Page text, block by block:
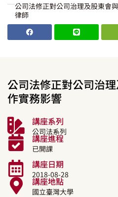
公司法修正對公司治理及股東會
律師
公司法修正對公司治
作實務影響
講座系列
公司法系列
講座進程
已開課
講座日期
2018-08-28
講座地點
國立臺灣大學